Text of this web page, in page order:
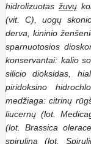
hidrolizuotas žuvų
(vit. C), uogų
derva, kininio
sparnuotosios
konservantai: kalio
silicio dioksidas,
piridoksino
medžiaga: citrinų
liucernų (lot.
(lot. Brassica
spirulina (lot.